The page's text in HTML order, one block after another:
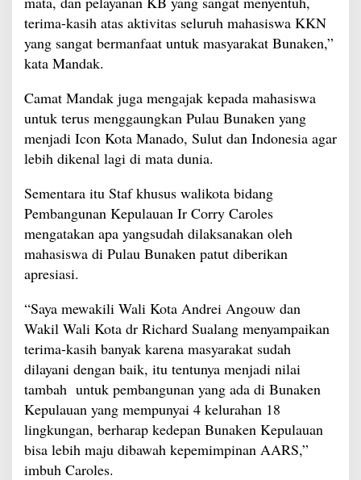
terima-kasih atas aktivitas seluruh mahasiswa KKN
yang sangat bermanfaat untuk masyarakat Bunaken,”
kata Mandak.
Camat Mandak juga mengajak kepada mahasiswa
untuk terus menggaungkan Pulau Bunaken yang
menjadi Icon Kota Manado, Sulut dan Indonesia agar
lebih dikenal lagi di mata dunia.
Sementara itu Staf khusus walikota bidang
Pembangunan Kepulauan Ir Corry Caroles
mengatakan apa yangsudah dilaksanakan oleh
mahasiswa di Pulau Bunaken patut diberikan
apresiasi.
“Saya mewakili Wali Kota Andrei Angouw dan
Wakil Wali Kota dr Richard Sualang menyampaikan
terima-kasih banyak karena masyarakat sudah
dilayani dengan baik, itu tentunya menjadi nilai
tambah untuk pembangunan yang ada di Bunaken
Kepulauan yang mempunyai 4 kelurahan 18
lingkungan, berharap kedepan Bunaken Kepulauan
bisa lebih maju dibawah kepemimpinan AARS,”
imbuh Caroles.